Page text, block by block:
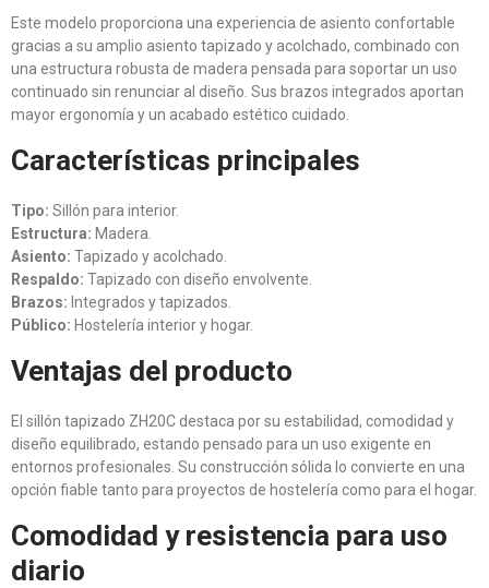
Este modelo proporciona una experiencia de asiento confortable
gracias a su amplio asiento tapizado y acolchado, combinado con
una estructura robusta de madera pensada para soportar un uso
continuado sin renunciar al diseño. Sus brazos integrados aportan
mayor ergonomía y un acabado estético cuidado.
Características principales
Tipo: Sillón para interior.
Estructura: Madera.
Asiento: Tapizado y acolchado.
Respaldo: Tapizado con diseño envolvente.
Brazos: Integrados y tapizados.
Público: Hostelería interior y hogar.
Ventajas del producto
El sillón tapizado ZH20C destaca por su estabilidad, comodidad y
diseño equilibrado, estando pensado para un uso exigente en
entornos profesionales. Su construcción sólida lo convierte en una
opción fiable tanto para proyectos de hostelería como para el hogar.
Comodidad y resistencia para uso
diario